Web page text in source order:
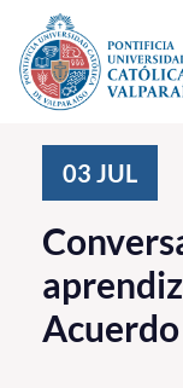
Click acá para ir
Investigación,
PUCV
Vinculación con
03 JUL